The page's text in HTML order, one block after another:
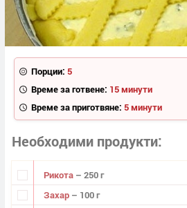
Порции: 5
Време за готвене: 15 минути
Време за приготвяне: 5 минути
Необходими продукти
Рикота – 250 г
Захар – 100 г